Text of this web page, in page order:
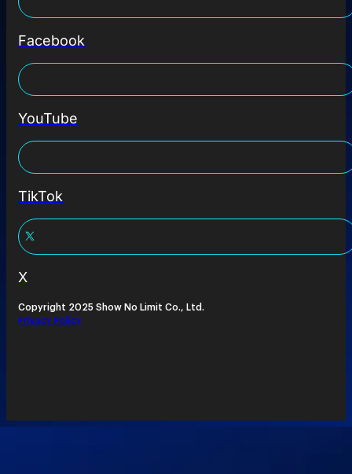
Facebook
YouTube
TikTok
X
Copyright 2025 Show No Limit Co., Ltd.
Privacy Policy